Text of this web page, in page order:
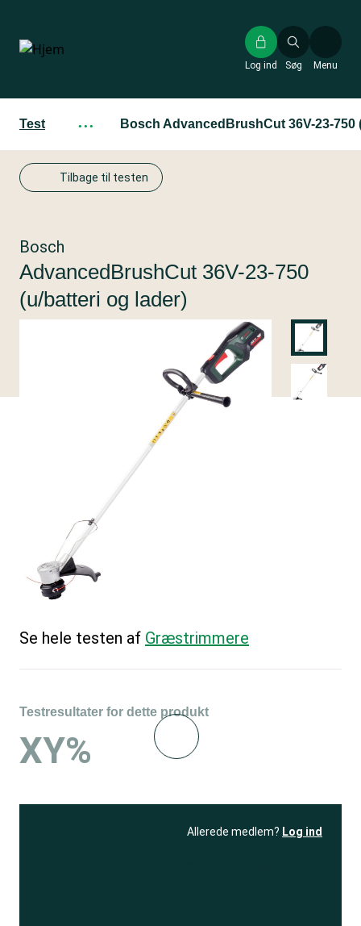
hovedindhold
Søg
Log ind Menu
Test ··· Bosch AdvancedBrushCut 36V-23-750
Tilbage til testen
Bosch
AdvancedBrushCut 36V-23-750
(u/batteri og lader)
Se hele testen af Græstrimmere
Testresultater for dette produkt
XY%
Allerede medlem? Log ind